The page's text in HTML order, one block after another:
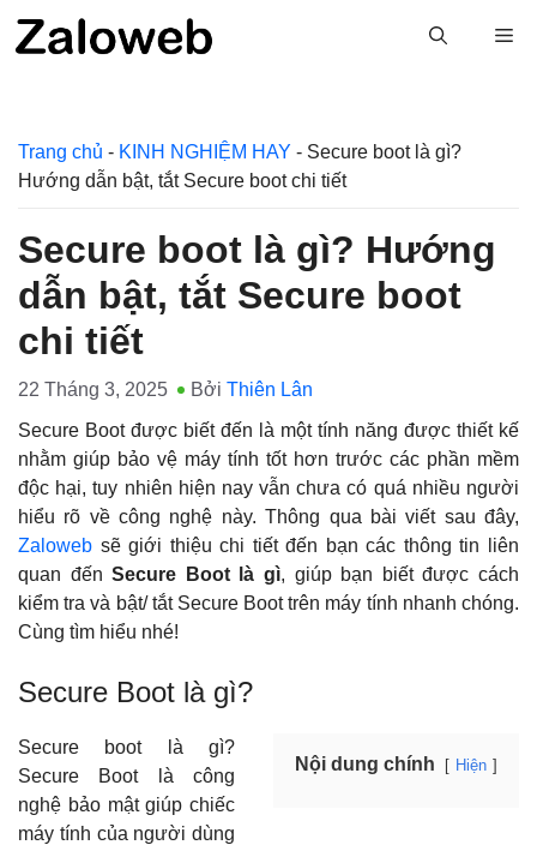
đến
Trang chủ - KINH NGHIỆM HAY - Secure boot là gì?
Hướng dẫn bật, tắt Secure boot chi tiết
Secure boot là gì? Hướng
dẫn bật, tắt Secure boot
chi tiết
22 Tháng 3, 2025 Bởi Thiên Lân
Secure Boot được biết đến là một tính năng được thiết kế
nhằm giúp bảo vệ máy tính tốt hơn trước các phần mềm
độc hại, tuy nhiên hiện nay vẫn chưa có quá nhiều người
hiểu rõ về công nghệ này. Thông qua bài viết sau đây,
Zaloweb sẽ giới thiệu chi tiết đến bạn các thông tin liên
quan đến Secure Boot là gì, giúp bạn biết được cách
kiểm tra và bật/ tắt Secure Boot trên máy tính nhanh chóng.
Cùng tìm hiểu nhé!
Secure Boot là gì?
Nội dung chính Hiện
Secure boot là gì?
Secure Boot là công
nghệ bảo mật giúp chiếc
máy tính của người dùng